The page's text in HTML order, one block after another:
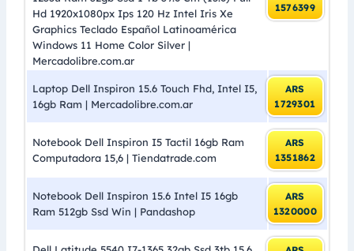
Hd 1920x1080px Ips 120 Hz Intel Iris Xe
Graphics Teclado Español Latinoamérica
Windows 11 Home Color Silver |
Mercadolibre.com.ar
1576399
Laptop Dell Inspiron 15.6 Touch Fhd, Intel I5,
16gb Ram | Mercadolibre.com.ar
ARS
1729301
Notebook Dell Inspiron I5 Tactil 16gb Ram
Computadora 15,6 | Tiendatrade.com
ARS
1351862
Notebook Dell Inspiron 15.6 Intel I5 16gb
Ram 512gb Ssd Win | Pandashop
ARS
1320000